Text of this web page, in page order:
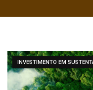
INVESTIMENTO EM